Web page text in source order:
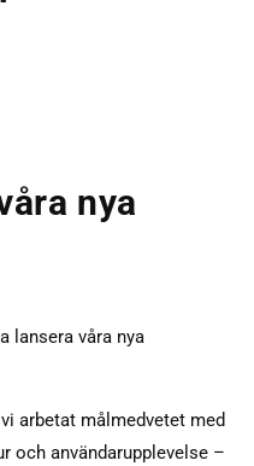
nya
lansera våra nya
arbetat målmedvetet med
och användarupplevelse –